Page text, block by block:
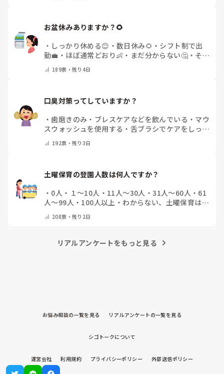
お盆休みありますか？🌻
・ しっかり休める😊 ・ 数日休み🌻 ・ シフト制で出
勤💼 ・ ほぼ通常どおり👶 ・ まだ分からない🤔・ その
189票・残り4日
口臭対策ってしていますか？
・歯磨きのみ ・ ブレスケアなどを飲んでいる ・ マウ
スウォッシュを使用する ・ 舌ブラシでケアをしっか
の他(コメントで教えて下さい)
192票・残り3日
土曜保育の登園人数は何人ですか？
・ 0人 ・ １～10人 ・ 11人～30人 ・31人～60人 ・ 61
人～99人 ・ 100人以上 ・ わからない、土曜保育はな
208票・残り2日
リアルアンケートをもっと見る
お悩み相談の一覧を見る リアルアンケートの一覧を見る
シゴトークについて
運営会社 利用規約 プライバシーポリシー 外部送信ポリシー